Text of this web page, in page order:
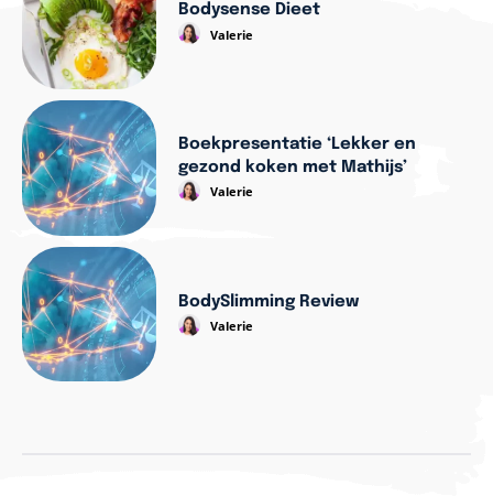
Bodysense Dieet
Valerie
Boekpresentatie ‘Lekker en
gezond koken met Mathijs’
Valerie
BodySlimming Review
Valerie